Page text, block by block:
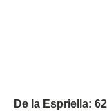
De la Espriella: